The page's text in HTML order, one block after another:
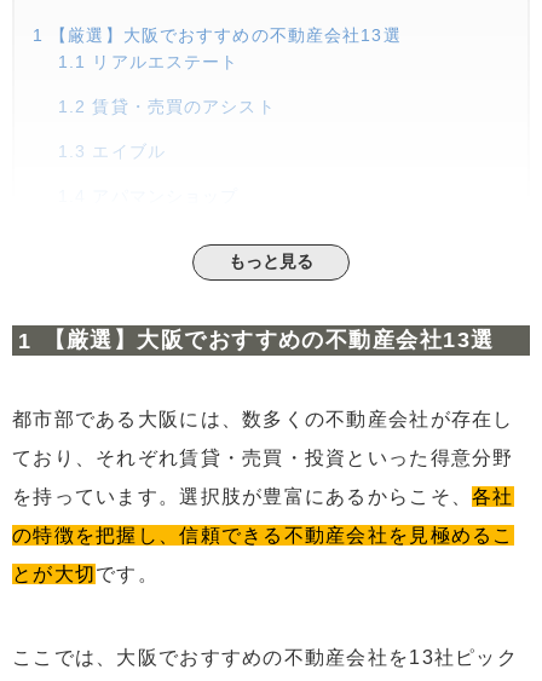
1
【厳選】大阪でおすすめの不動産会社13選
1.1
リアルエステート
1.2 賃貸・売買のアシスト
1.3 エイブル
1.7関西エース不動産
1.9賃貸Free
1.10賃貸住宅サービス
1.11 アトリフ
大阪で不動産会社を選ぶときのチェックポイント
2.1レスポンスが早い会社を選ぶ
もっと見る
【厳選】大阪でおすすめの不動産会社13選
都市部である大阪には、数多くの不動産会社が存在し
ており、それぞれ賃貸・売買・投資といった得意分野
を持っています。選択肢が豊富にあるからこそ、各社
の特徴を把握し、信頼できる不動産会社を見極めるこ
とが大切です。
ここでは、大阪でおすすめの不動産会社を13社ピック